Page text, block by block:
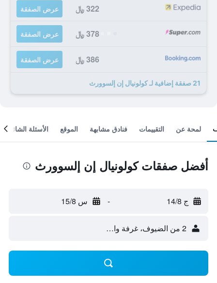
322 ﷼ عرض الصفقة
378 ﷼ عرض الصفقة
386 ﷼ عرض الصفقة
21 صفقة إضافية لـ كولونيال إن إلسوورث
لمحة عن التقييمات فنادق مشابهة الموقع الأسئلة الشائعة
أفضل صفقات كولونيال إن إلسوورث
ج 14/8 - س 15/8
2 من الضيوف، غرفة واحدة